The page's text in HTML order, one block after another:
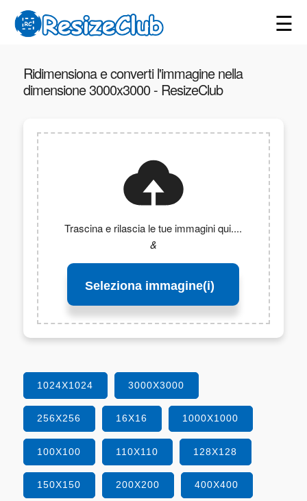
☰
Ridimensiona e converti l'immagine nella
dimensione 3000x3000 - ResizeClub
Trascina e rilascia le tue immagini qui....
&
Seleziona immagine(i)
1024X1024 3000X3000
256X256 16X16 1000X1000
100X100 110X110 128X128
150X150 200X200 400X400